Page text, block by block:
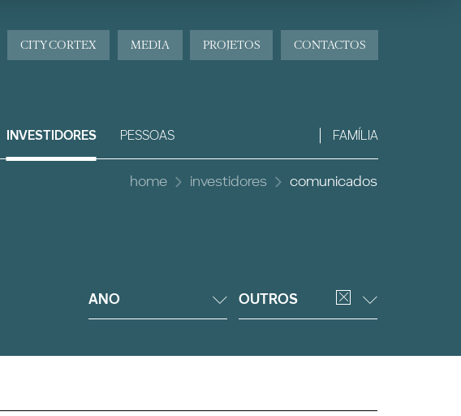
CONTACTOS
PROJETOS
MEDIA
CITY CORTEX
INVESTIDORES PESSOAS FAMÍLIA
home investidores comunicados
ANO OUTROS